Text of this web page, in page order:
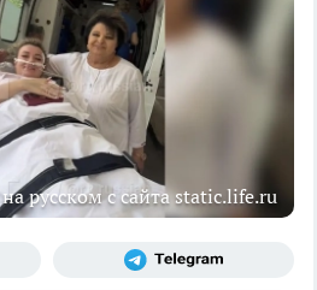
русском с сайта static.life.ru